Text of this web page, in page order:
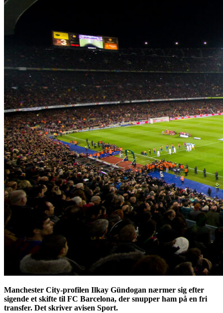
Manchester City-profilen Ilkay Gündogan nærmer sig efter
sigende et skifte til FC Barcelona, der snupper ham på en fri
transfer. Det skriver avisen Sport.